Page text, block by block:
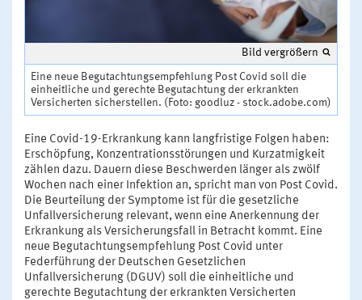
Bild vergrößern
Eine neue Begutachtungsempfehlung Post Covid soll die
einheitliche und gerechte Begutachtung der erkrankten
Versicherten sicherstellen. (Foto: goodluz - stock.adobe.com)
Eine Covid-19-Erkrankung kann langfristige Folgen haben:
Erschöpfung, Konzentrationsstörungen und Kurzatmigkeit
zählen dazu. Dauern diese Beschwerden länger als zwölf
Wochen nach einer Infektion an, spricht man von Post Covid.
Die Beurteilung der Symptome ist für die gesetzliche
Unfallversicherung relevant, wenn eine Anerkennung der
Erkrankung als Versicherungsfall in Betracht kommt. Eine
neue Begutachtungsempfehlung Post Covid unter
Federführung der Deutschen Gesetzlichen
Unfallversicherung (DGUV) soll die einheitliche und
gerechte Begutachtung der erkrankten Versicherten